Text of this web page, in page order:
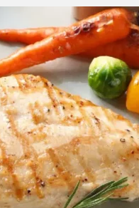
наггетсы/Рыбные
готовить
наггетсы во флэш-